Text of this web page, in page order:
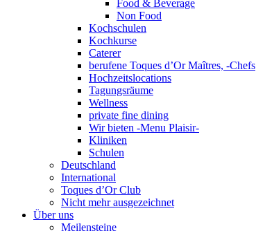
Food & Beverage
Non Food
Kochschulen
Kochkurse
Caterer
berufene Toques d’Or Maîtres, -Chefs
Hochzeitslocations
Tagungsräume
Wellness
private fine dining
Wir bieten -Menu Plaisir-
Kliniken
Schulen
Deutschland
International
Toques d’Or Club
Nicht mehr ausgezeichnet
Über uns
Meilensteine